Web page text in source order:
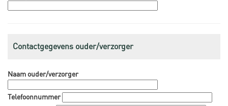
Contactgegevens ouder/verzorger
Naam ouder/verzorger
Telefoonnummer